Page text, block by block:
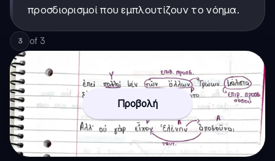
προσδιορισμοί που εμπλουτίζουν το νόημα.
3 of 3
Προβολή